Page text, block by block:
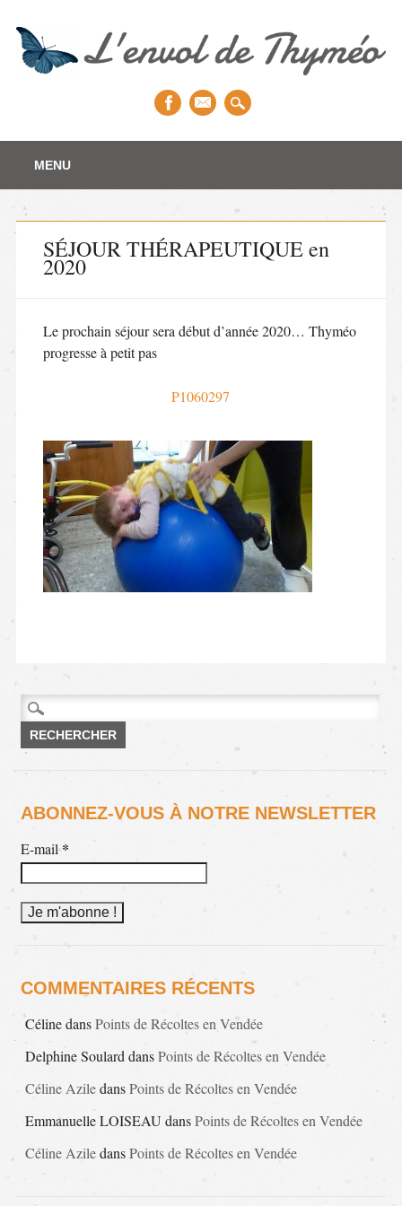
Main menu
MENU
SÉJOUR THÉRAPEUTIQUE en
2020
Le prochain séjour sera début d’année 2020… Thyméo
progresse à petit pas
P1060297
Rechercher :
ABONNEZ-VOUS À NOTRE NEWSLETTER
E-mail*
COMMENTAIRES RÉCENTS
CélinedansPoints de Récoltes en Vendée
Delphine Soulard dansPoints de Récoltes en Vendée
Céline AziledansPoints de Récoltes en Vendée
Emmanuelle LOISEAU dansPoints de Récoltes en Vendée
Céline AziledansPoints de Récoltes en Vendée